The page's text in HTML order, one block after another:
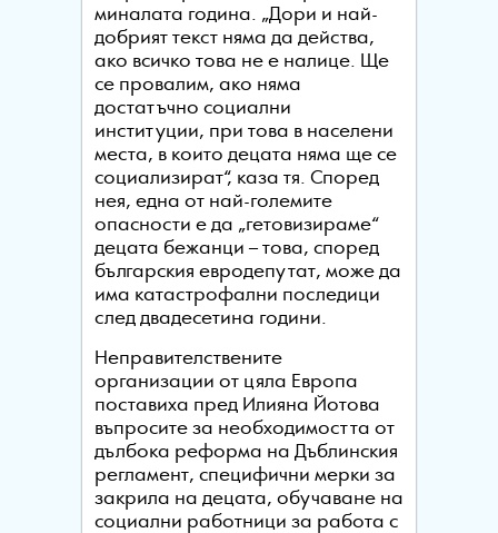
миналата година. „Дори и най-
добрият текст няма да действа,
ако всичко това не е налице. Ще
се провалим, ако няма
достатъчно социални
институции, при това в населени
места, в които децата няма ще се
социализират“, каза тя. Според
нея, една от най-големите
опасности е да „гетовизираме“
децата бежанци – това, според
българския евродепутат, може да
има катастрофални последици
след двадесетина години.
Неправителствените
организации от цяла Европа
поставиха пред Илияна Йотова
въпросите за необходимостта от
дълбока реформа на Дъблинския
регламент, специфични мерки за
закрила на децата, обучаване на
социални работници за работа с